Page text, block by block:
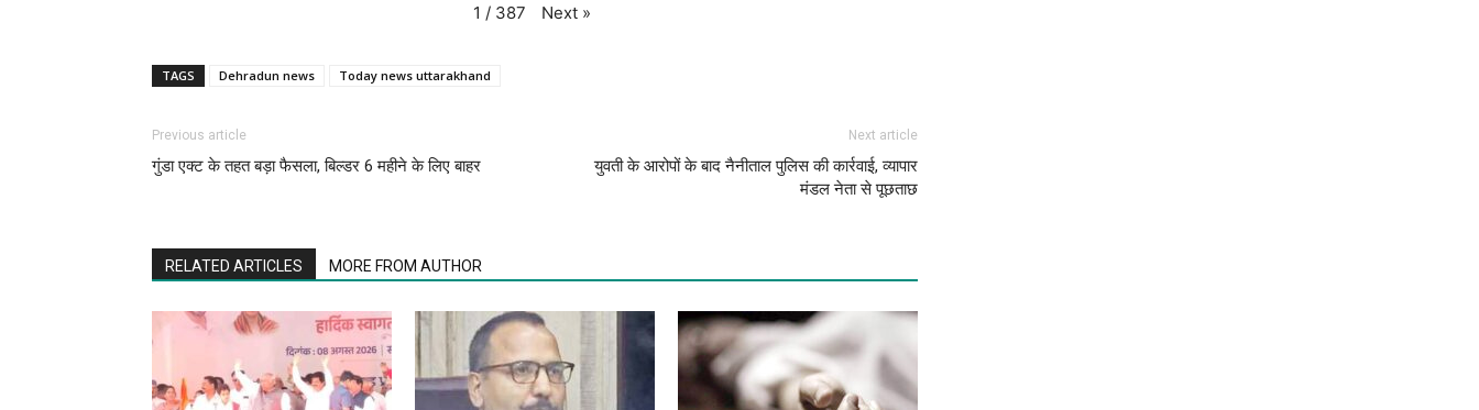
1 / 387 Next »
TAGS Dehradun news Today news uttarakhand
Previous article
गुंडा एक्ट के तहत बड़ा फैसला, बिल्डर 6 महीने के लिए बाहर
Next article
युवती के आरोपों के बाद नैनीताल पुलिस की कार्रवाई, व्यापार
मंडल नेता से पूछताछ
RELATED ARTICLES MORE FROM AUTHOR